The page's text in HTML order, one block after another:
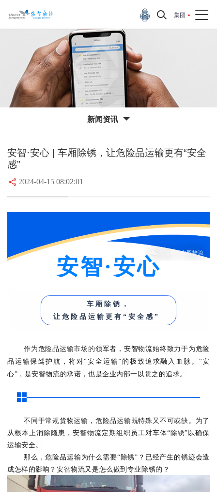
集团
新闻资讯
安智·安心 | 车厢除锈，让危险品运输更有“安全
感”
2024-04-15 08:02:01
安智·安心
车厢除锈，
让危险品运输更有 “安全感”
作为危险品运输市场的领军者 ，安智物流始终致力于为危险
品运输保驾护航 ， 将对“安全运输”的极致追求融入 血脉。 “安
心” ，是安智物流的承诺，也是企业内部一以贯之的追求。
不同于常规货物运输，危险品运输既特殊又不可或缺。为了
从根本上消除隐患，安智物流定期组织 员工对车体“除锈”以确保
运输安全。
那么，危险品运输为什么需要“除锈”？已经产生的锈迹会造
成怎样的影响？安智物流又是怎么做到专业除锈的？